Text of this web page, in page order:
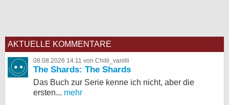
AKTUELLE KOMMENTARE
08.08.2026 14:11 von Chilli_vanilli
The Shards: The Shards
Das Buch zur Serie kenne ich nicht, aber die
ersten... mehr